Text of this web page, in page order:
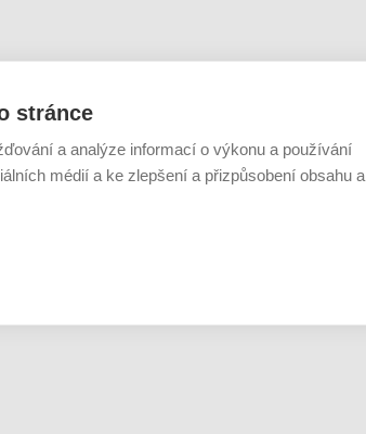
stránce
a analýze informací o výkonu a používání
médií a ke zlepšení a přizpůsobení obsahu a